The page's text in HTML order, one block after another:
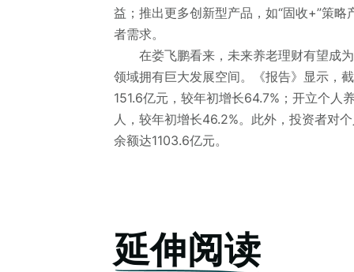
益；推出更多创新型产品，如“固收+”策
者需求。
在娄飞鹏看来，未来养老理财有望成为
领域拥有巨大发展空间。《报告》显示，
151.6亿元，较年初增长64.7%；开立个人
人，较年初增长46.2%。此外，投资者对
余额达1103.6亿元。
延伸阅读